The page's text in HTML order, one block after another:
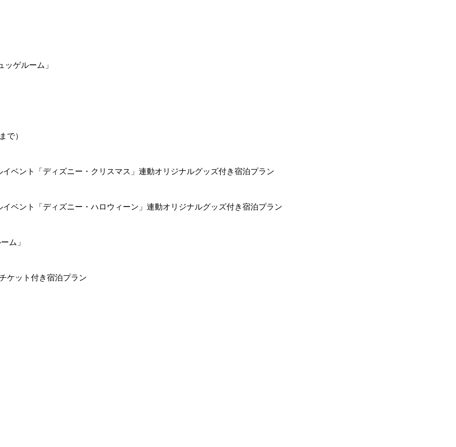
ゲルーム」
で）
ベント「ディズニー・クリスマス」連動オリジナルグッズ付き宿泊プラン
ベント「ディズニー・ハロウィーン」連動オリジナルグッズ付き宿泊プラン
ム」
ケット付き宿泊プラン